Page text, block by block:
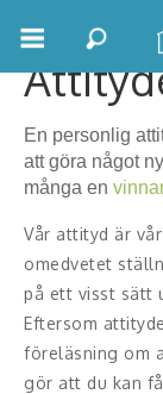
Boka ett möte
Samhällsnytta
Inspiration
Personlig
Life Stories
En personlig
att göra något
många en
Vår attityd är
omedvetet
på ett visst sätt
Eftersom
föreläsning om
gör att du kan